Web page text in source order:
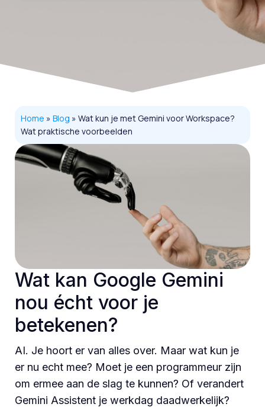
Home » Blog » Wat kun je met Gemini voor Workspace?
Wat praktische voorbeelden
Wat kan Google Gemini
nou écht voor je
betekenen?
AI. Je hoort er van alles over. Maar wat kun je
er nu echt mee? Moet je een programmeur zijn
om ermee aan de slag te kunnen? Of verandert
Gemini Assistent je werkdag daadwerkelijk?